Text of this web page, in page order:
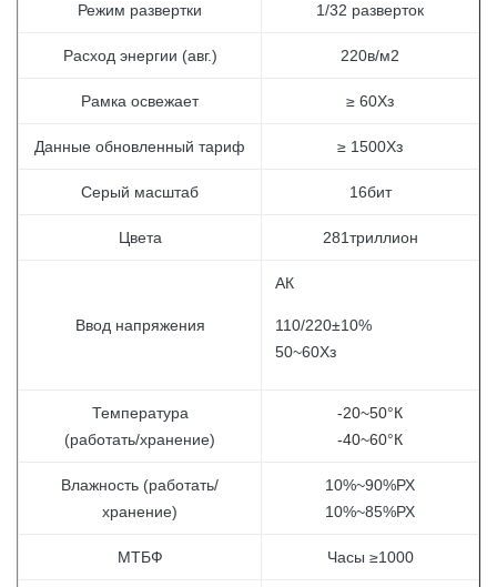
Режим развертки 1/32 разверток
Расход энергии (авг.) 220в/м2
Рамка освежает ≥ 60Хз
Данные обновленный тариф ≥ 1500Хз
Серый масштаб 16бит
Цвета 281триллион
Ввод напряжения
АК
110/220±10%
50~60Хз
Температура
(работать/хранение)
-20~50°К
-40~60°К
Влажность (работать/
хранение)
10%~90%РХ
10%~85%РХ
МТБФ Часы ≥1000